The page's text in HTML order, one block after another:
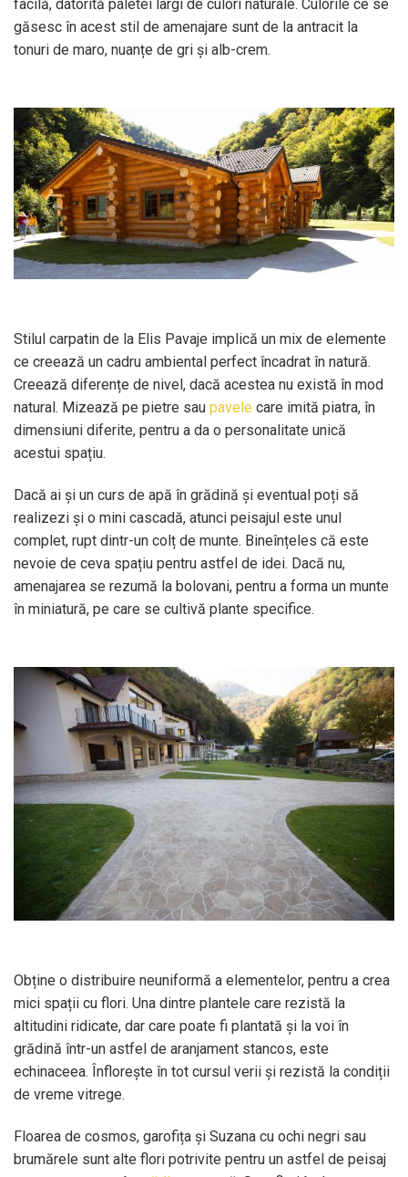
facilă, datorită paletei largi de culori naturale. Culorile ce se
găsesc în acest stil de amenajare sunt de la antracit la
tonuri de maro, nuanțe de gri și alb-crem.
Stilul carpatin de la Elis Pavaje implică un mix de elemente
ce creează un cadru ambiental perfect încadrat în natură.
Creează diferențe de nivel, dacă acestea nu există în mod
natural. Mizează pe pietre sau pavele care imită piatra, în
dimensiuni diferite, pentru a da o personalitate unică
acestui spațiu.
Dacă ai și un curs de apă în grădină și eventual poți să
realizezi și o mini cascadă, atunci peisajul este unul
complet, rupt dintr-un colț de munte. Bineînțeles că este
nevoie de ceva spațiu pentru astfel de idei. Dacă nu,
amenajarea se rezumă la bolovani, pentru a forma un munte
în miniatură, pe care se cultivă plante specifice.
Obține o distribuire neuniformă a elementelor, pentru a crea
mici spații cu flori. Una dintre plantele care rezistă la
altitudini ridicate, dar care poate fi plantată și la voi în
grădină într-un astfel de aranjament stancos, este
echinaceea. Înflorește în tot cursul verii și rezistă la condiții
de vreme vitrege.
Floarea de cosmos, garofița și Suzana cu ochi negri sau
brumărele sunt alte flori potrivite pentru un astfel de peisaj